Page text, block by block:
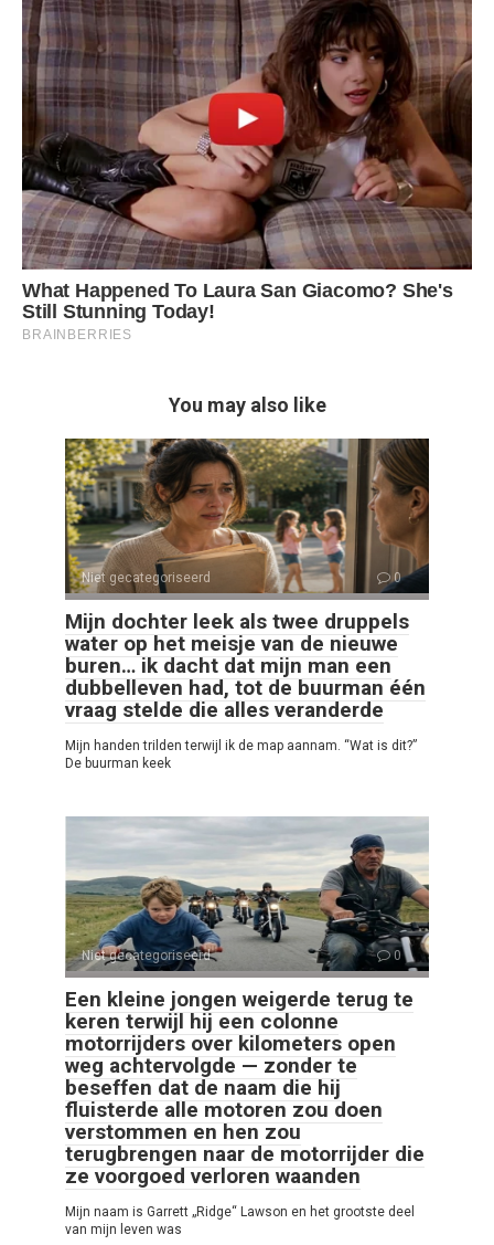
You may also like
Niet gecategoriseerd 0
Mijn dochter leek als twee druppels
water op het meisje van de nieuwe
buren… ik dacht dat mijn man een
dubbelleven had, tot de buurman één
vraag stelde die alles veranderde
Mijn handen trilden terwijl ik de map aannam. “Wat is dit?”
De buurman keek
Niet gecategoriseerd 0
Een kleine jongen weigerde terug te
keren terwijl hij een colonne
motorrijders over kilometers open
weg achtervolgde — zonder te
beseffen dat de naam die hij
fluisterde alle motoren zou doen
verstommen en hen zou
terugbrengen naar de motorrijder die
ze voorgoed verloren waanden
Mijn naam is Garrett „Ridge“ Lawson en het grootste deel
van mijn leven was